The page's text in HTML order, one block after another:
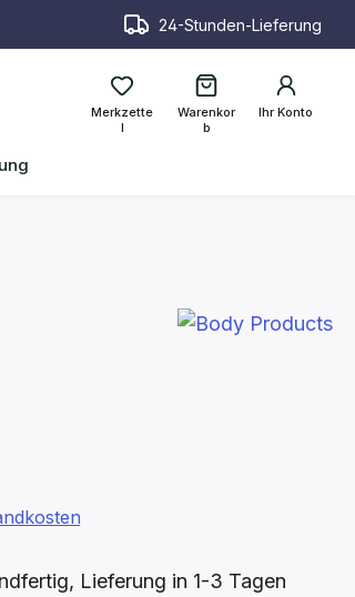
24-Stunden-Lieferung
Merkzette
l
Ihr Konto
Warenkor
b
Lieferung in 1-3 Tagen